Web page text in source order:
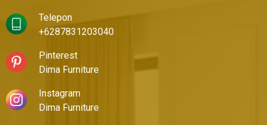
Telepon
+6287831203040
Pinterest
Dima Furniture
Instagram
Dima Furniture